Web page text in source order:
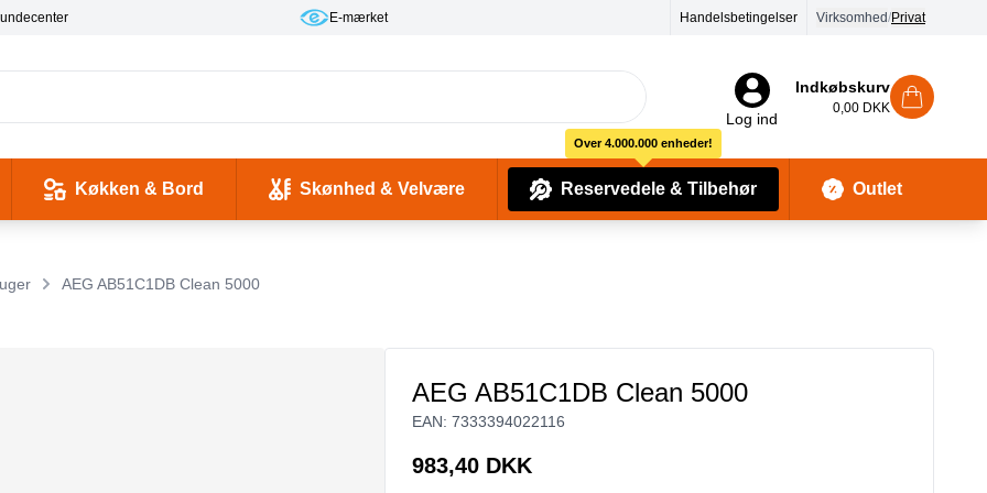
E-mærket Handelsbetingelser Virksomhed/Privat
Log ind
Indkøbskurv
0,00 DKK
Køkken & Bord Skønhed & Velvære Reservedele & Tilbehør
Over 4.000.000 enheder!
Outlet
AEG AB51C1DB Clean 5000
AEG AB51C1DB Clean 5000
EAN: 7333394022116
983,40 DKK